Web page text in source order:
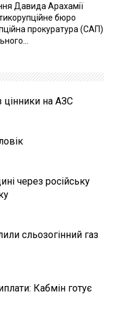
Давида Арахамії
бюро
прокуратура (САП)
цінники на АЗС
через російську
сльозогінний газ
Кабмін готує